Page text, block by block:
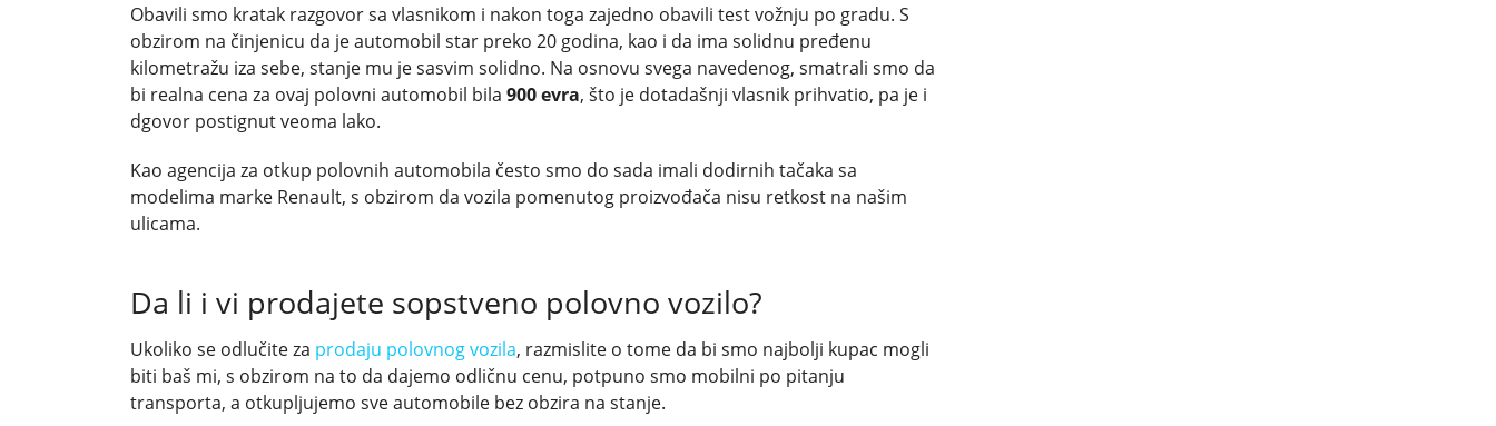
Obavili smo kratak razgovor sa vlasnikom i nakon toga zajedno obavili test vožnju po gradu. S
obzirom na činjenicu da je automobil star preko 20 godina, kao i da ima solidnu pređenu
kilometražu iza sebe, stanje mu je sasvim solidno. Na osnovu svega navedenog, smatrali smo da
bi realna cena za ovaj polovni automobil bila 900 evra, što je dotadašnji vlasnik prihvatio, pa je i
dgovor postignut veoma lako.
Kao agencija za otkup polovnih automobila često smo do sada imali dodirnih tačaka sa
modelima marke Renault, s obzirom da vozila pomenutog proizvođača nisu retkost na našim
ulicama.
Da li i vi prodajete sopstveno polovno vozilo?
Ukoliko se odlučite za prodaju polovnog vozila, razmislite o tome da bi smo najbolji kupac mogli
biti baš mi, s obzirom na to da dajemo odličnu cenu, potpuno smo mobilni po pitanju
transporta, a otkupljujemo sve automobile bez obzira na stanje.